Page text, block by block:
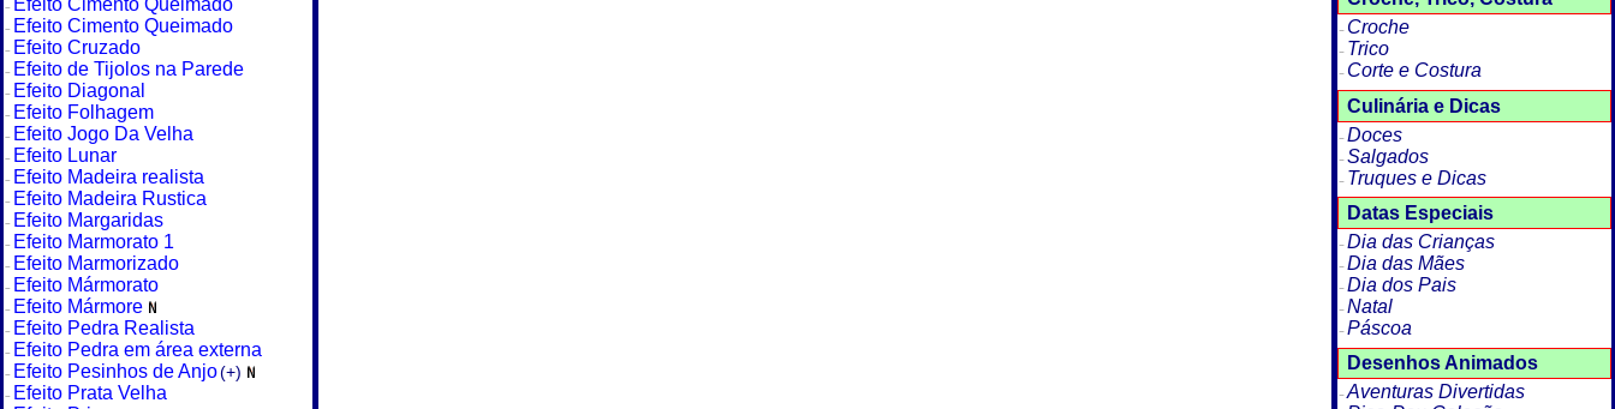
Efeito Cimento Queimado
Efeito Cimento Queimado
Efeito Cruzado
Efeito de Tijolos na Parede
Efeito Diagonal
Efeito Folhagem
Efeito Jogo Da Velha
Efeito Lunar
Efeito Madeira realista
Efeito Madeira Rustica
Efeito Margaridas
Efeito Marmorato 1
Efeito Marmorizado
Efeito Mármorato
Efeito Mármore
Efeito Pedra Realista
Efeito Pedra em área externa
Efeito Pesinhos de Anjo(+)
Efeito Prata Velha
Croche
Trico
Corte e Costura
Culinária e Dicas
Doces
Salgados
Truques e Dicas
Datas Especiais
Dia das Crianças
Dia das Mães
Dia dos Pais
Natal
Páscoa
Desenhos Animados
Aventuras Divertidas